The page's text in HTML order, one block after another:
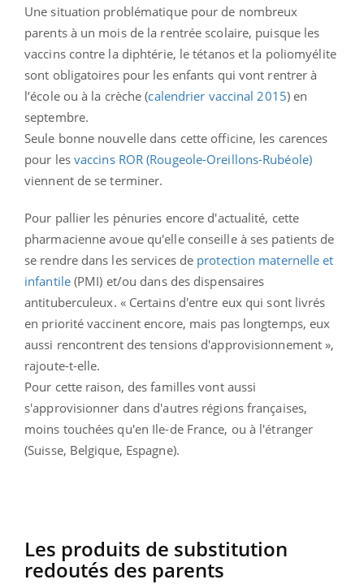
Une situation problématique pour de nombreux
parents à un mois de la rentrée scolaire, puisque les
vaccins contre la diphtérie, le tétanos et la poliomyélite
sont obligatoires pour les enfants qui vont rentrer à
l’école ou à la crèche (calendrier vaccinal 2015) en
septembre.
Seule bonne nouvelle dans cette officine, les carences
pour les vaccins ROR (Rougeole-Oreillons-Rubéole)
viennent de se terminer.
Pour pallier les pénuries encore d'actualité, cette
pharmacienne avoue qu'elle conseille à ses patients de
se rendre dans les services de protection maternelle et
infantile(PMI) et/ou dans des dispensaires
antituberculeux. « Certains d'entre eux qui sont livrés
en priorité vaccinent encore, mais pas longtemps, eux
aussi rencontrent des tensions d'approvisionnement »,
rajoute-t-elle.
Pour cette raison, des familles vont aussi
s'approvisionner dans d'autres régions françaises,
moins touchées qu'en Ile-de France, ou à l'étranger
(Suisse, Belgique, Espagne).
Les produits de substitution
redoutés des parents